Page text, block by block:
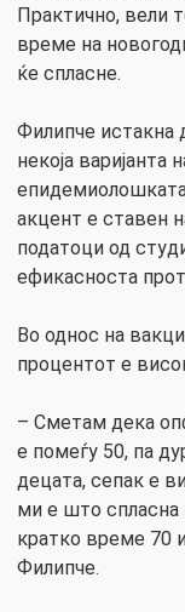
Практично, вели
време на
ќе спласне.
Филипче истакна
некоја
епидемиолошката
акцент е ставен
податоци од
ефикасноста
Во однос на
процентот е
– Сметам дека
е помеѓу 50, па
децата, сепак е
ми е што спласна
кратко време 70
Филипче.